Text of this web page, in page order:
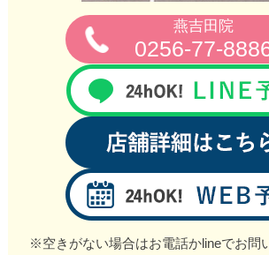
燕吉田院
※空きがない場合はお電話かlineでお問